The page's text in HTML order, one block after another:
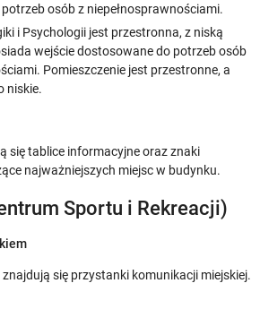
osób z niepełnosprawnościami.
i Psychologii jest przestronna, z niską
wejście dostosowane do potrzeb osób
Pomieszczenie jest przestronne, a
niskie.
się tablice informacyjne oraz znaki
najważniejszych miejsc w budynku.
Sportu i Rekreacji)
się przystanki komunikacji miejskiej.